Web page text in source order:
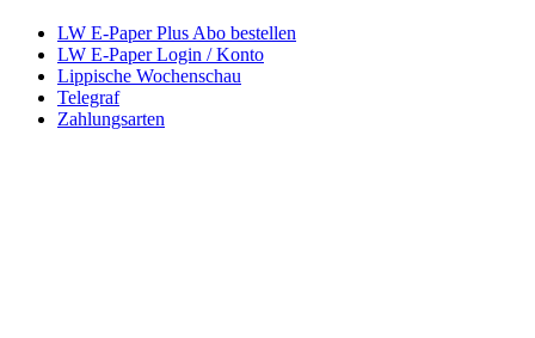
LW E-Paper Plus Abo bestellen
LW E-Paper Login / Konto
Lippische Wochenschau
Telegraf
Zahlungsarten